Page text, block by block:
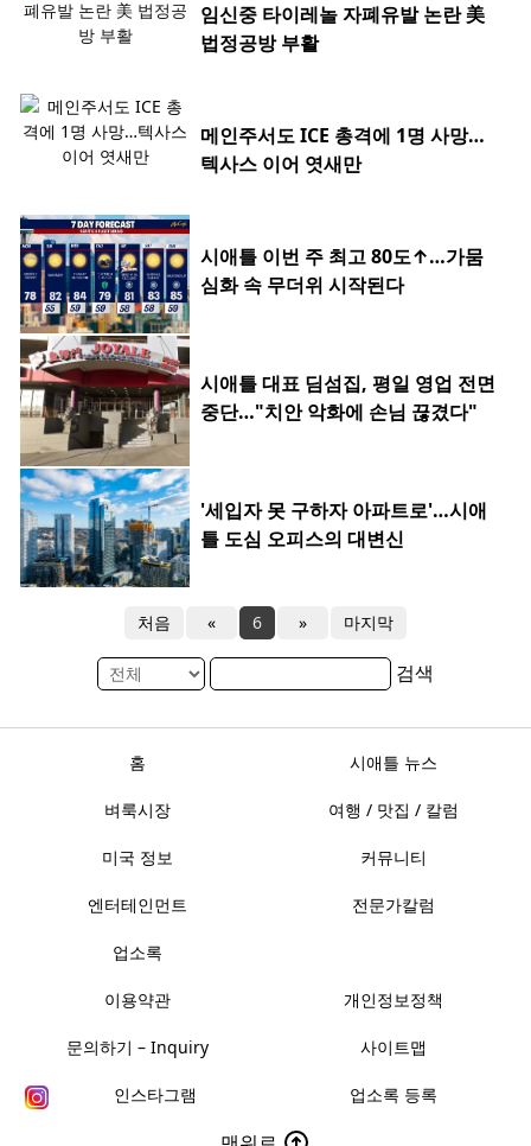
임신중 타이레놀 자폐유발 논란 美
법정공방 부활
메인주서도 ICE 총격에 1명 사망…
텍사스 이어 엿새만
시애틀 이번 주 최고 80도↑…가뭄
심화 속 무더위 시작된다
시애틀 대표 딤섬집, 평일 영업 전면
중단…"치안 악화에 손님 끊겼다"
'세입자 못 구하자 아파트로'…시애
틀 도심 오피스의 대변신
처음 « 6 » 마지막
검색
홈 시애틀 뉴스
벼룩시장 여행 / 맛집 / 칼럼
미국 정보 커뮤니티
엔터테인먼트 전문가칼럼
업소록
이용약관 개인정보정책
문의하기 – Inquiry 사이트맵
인스타그램 업소록 등록